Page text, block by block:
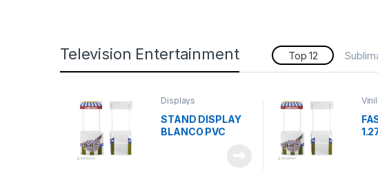
Television Entertainment Top 12
Displays
STAND DISPLAY
BLANCO PVC